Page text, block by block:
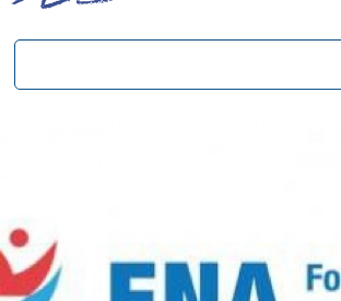
Activités à distance
ConnectAînés
Arts et culture
Appels d'offres du secteur
Plan de Développement Global
Nouvelles
Bulletin Le FrancoTNL